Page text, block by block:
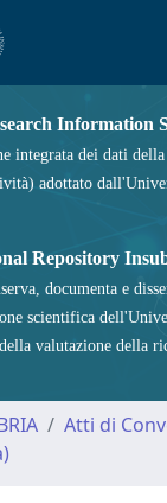
Information
integrata dei dati
adottato
Repository
documenta e
scientifica
valutazione della
Atti di